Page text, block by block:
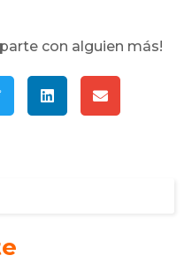
con alguien más!